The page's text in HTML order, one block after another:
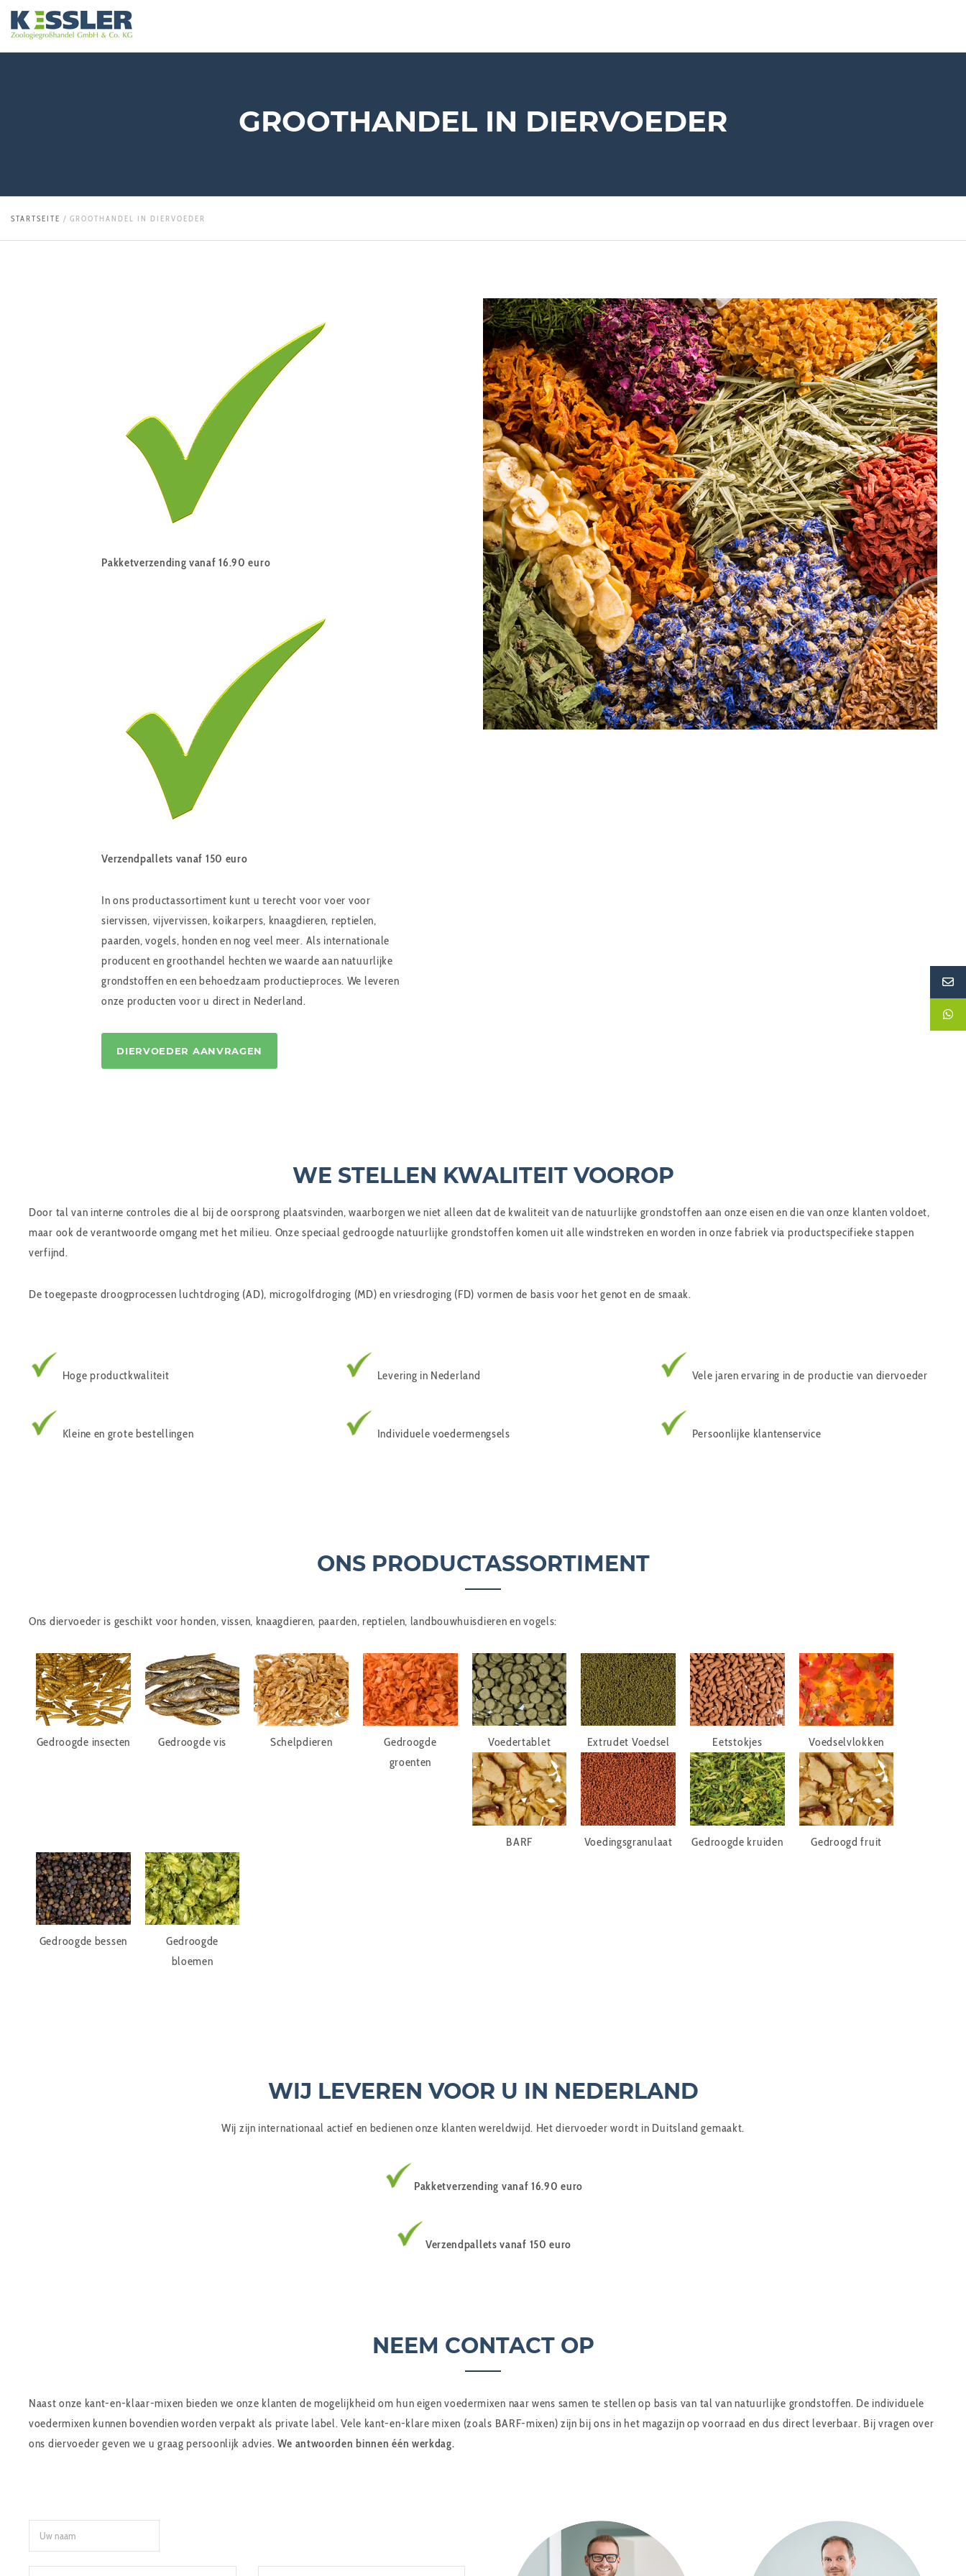
GROOTHANDEL IN DIERVOEDER
STARTSEITE / GROOTHANDEL IN DIERVOEDER
Pakketverzending vanaf 16.90 euro
Verzendpallets vanaf 150 euro
In ons productassortiment kunt u terecht voor voer voor
siervissen, vijvervissen, koikarpers, knaagdieren, reptielen,
paarden, vogels, honden en nog veel meer. Als internationale
producent en groothandel hechten we waarde aan natuurlijke
grondstoffen en een behoedzaam productieproces. We leveren
onze producten voor u direct in Nederland.
DIERVOEDER AANVRAGEN
WE STELLEN KWALITEIT VOOROP
Door tal van interne controles die al bij de oorsprong plaatsvinden, waarborgen we niet alleen dat de kwaliteit van de natuurlijke grondstoffen aan onze eisen en die van onze klanten voldoet,
maar ook de verantwoorde omgang met het milieu. Onze speciaal gedroogde natuurlijke grondstoffen komen uit alle windstreken en worden in onze fabriek via productspecifieke stappen
verfijnd.
De toegepaste droogprocessen luchtdroging (AD), microgolfdroging (MD) en vriesdroging (FD) vormen de basis voor het genot en de smaak.
Hoge productkwaliteit
Kleine en grote bestellingen
Levering in Nederland
Individuele voedermengsels
Vele jaren ervaring in de productie van diervoeder
Persoonlijke klantenservice
ONS PRODUCTASSORTIMENT
Ons diervoeder is geschikt voor honden, vissen, knaagdieren, paarden, reptielen, landbouwhuisdieren en vogels:
Gedroogde insecten Gedroogde vis Schelpdieren
Gedroogde
groenten
Voedertablet Extrudet Voedsel Eetstokjes Voedselvlokken
BARF Voedingsgranulaat Gedroogde kruiden Gedroogd fruit
Gedroogde bessen
Gedroogde
bloemen
WIJ LEVEREN VOOR U IN NEDERLAND
Wij zijn internationaal actief en bedienen onze klanten wereldwijd. Het diervoeder wordt in Duitsland gemaakt.
Pakketverzending vanaf 16.90 euro
Verzendpallets vanaf 150 euro
NEEM CONTACT OP
Naast onze kant-en-klaar-mixen bieden we onze klanten de mogelijkheid om hun eigen voedermixen naar wens samen te stellen op basis van tal van natuurlijke grondstoffen. De individuele
voedermixen kunnen bovendien worden verpakt als private label. Vele kant-en-klare mixen (zoals BARF-mixen) zijn bij ons in het magazijn op voorraad en dus direct leverbaar. Bij vragen over
ons diervoeder geven we u graag persoonlijk advies.We antwoorden binnen één werkdag.